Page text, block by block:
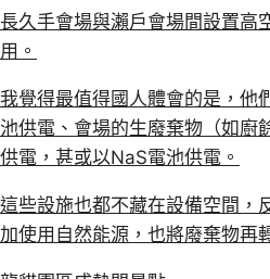
長久手會場與瀨戶會場間設置高
用。
我覺得最值得國人體會的是，他
池供電、會場的生廢棄物（如廚
供電，甚或以NaS電池供電。
這些設施也都不藏在設備空間，
加使用自然能源，也將廢棄物再